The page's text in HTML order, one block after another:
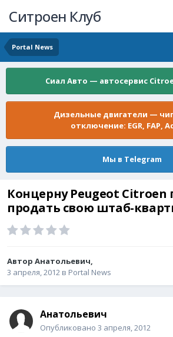
Ситроен Клуб
Portal News
Сиал Авто — автосервис
Дизельные двигатели —
отключение: EGR, FAP,
Мы в Telegram
Концерну Peugeot
продать свою штаб-
Автор Анатольевич,
3 апреля, 2012 в Portal News
Анатольевич
Опубликовано 3 апреля, 2012